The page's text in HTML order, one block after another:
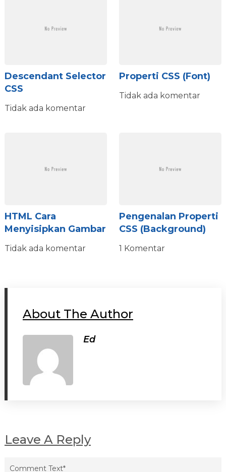
Descendant Selector
CSS
Tidak ada komentar
Properti CSS (Font)
Tidak ada komentar
HTML Cara
Menyisipkan Gambar
Tidak ada komentar
Pengenalan Properti
CSS (background)
1 Komentar
About The Author
Ed
Leave A Reply